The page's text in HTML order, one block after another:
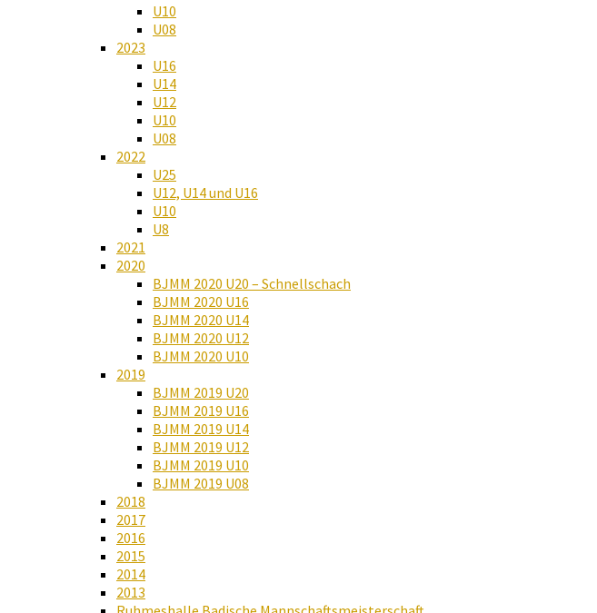
U10
U08
2023
U16
U14
U12
U10
U08
2022
U25
U12, U14 und U16
U10
U8
2021
2020
BJMM 2020 U20 – Schnellschach
BJMM 2020 U16
BJMM 2020 U14
BJMM 2020 U12
BJMM 2020 U10
2019
BJMM 2019 U20
BJMM 2019 U16
BJMM 2019 U14
BJMM 2019 U12
BJMM 2019 U10
BJMM 2019 U08
2018
2017
2016
2015
2014
2013